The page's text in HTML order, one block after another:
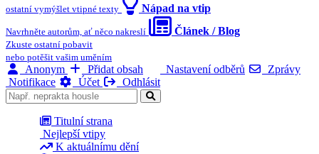
ostatní vymýšlet vtipné texty Nápad na vtip
Navrhněte autorům, ať něco nakreslí Článek / Blog
Zkuste ostatní pobavit
nebo potěšit vašim uměním
Anonym Přidat obsah Nastavení odběrů
Zprávy
Notifikace
Účet Odhlásit
Titulní strana
Nejlepší vtipy
K aktuálnímu dění